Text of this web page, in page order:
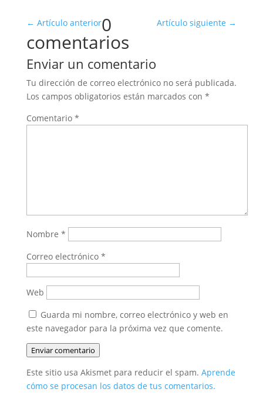
← Artículo anterior Artículo siguiente →
0
comentarios
Enviar un comentario
Tu dirección de correo electrónico no será publicada.
Los campos obligatorios están marcados con *
Comentario *
Nombre *
Correo electrónico *
Web
Guarda mi nombre, correo electrónico y web en
este navegador para la próxima vez que comente.
Enviar comentario
Este sitio usa Akismet para reducir el spam. Aprende
cómo se procesan los datos de tus comentarios.